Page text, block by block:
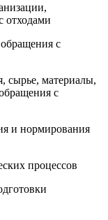
отходами
с
сырье, материалы,
с
и нормирования
процессов